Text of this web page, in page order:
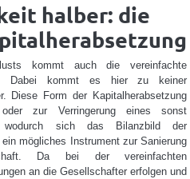
halber: die
kommt auch die vereinfachte
Dabei kommt es hier zu keiner
Diese Form der Kapitalherabsetzung
zur Verringerung eines sonst
wodurch sich das Bilanzbild der
mögliches Instrument zur Sanierung
Da bei der vereinfachten
an die Gesellschafter erfolgen und